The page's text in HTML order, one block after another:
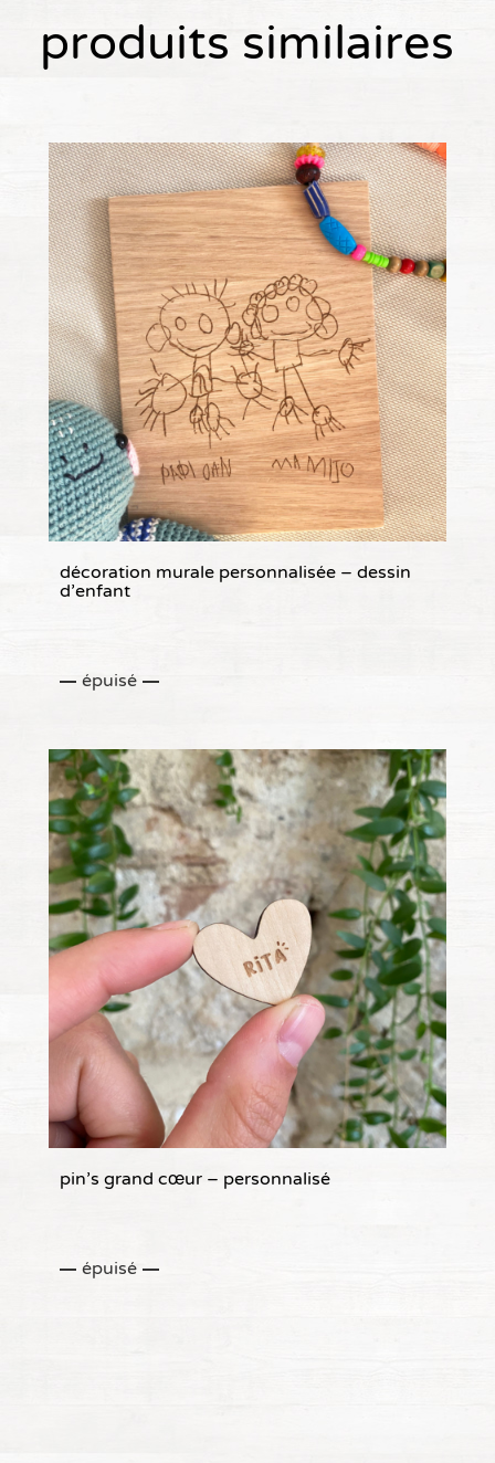
produits similaires
décoration murale personnalisée – dessin
d’enfant
épuisé
pin’s grand cœur – personnalisé
épuisé